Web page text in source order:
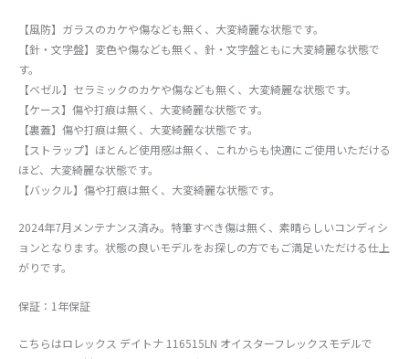
【風防】ガラスのカケや傷なども無く、大変綺麗な状態です。
【針・文字盤】変色や傷なども無く、針・文字盤ともに大変綺麗な状態で
す。
【ベゼル】セラミックのカケや傷なども無く、大変綺麗な状態です。
【ケース】傷や打痕は無く、大変綺麗な状態です。
【裏蓋】傷や打痕は無く、大変綺麗な状態です。
【ストラップ】ほとんど使用感は無く、これからも快適にご使用いただける
ほど、大変綺麗な状態です。
【バックル】傷や打痕は無く、大変綺麗な状態です。
2024年7月メンテナンス済み。特筆すべき傷は無く、素晴らしいコンディシ
ョンとなります。状態の良いモデルをお探しの方でもご満足いただける仕上
がりです。
保証：1年保証
こちらはロレックス デイトナ 116515LN オイスターフレックスモデルで